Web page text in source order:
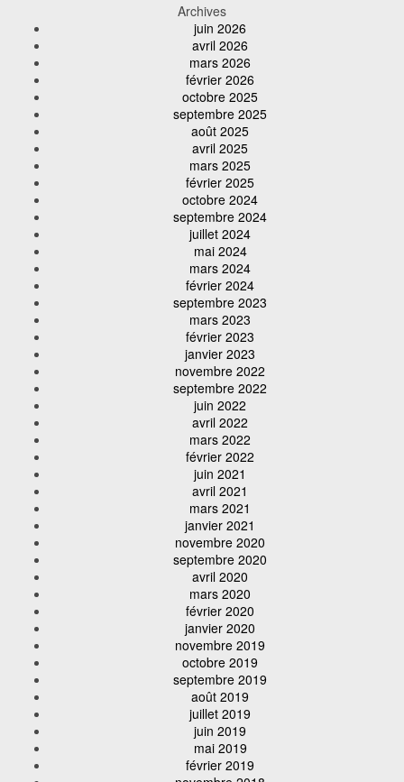
Archives
juin 2026
avril 2026
mars 2026
février 2026
octobre 2025
septembre 2025
août 2025
avril 2025
mars 2025
février 2025
octobre 2024
septembre 2024
juillet 2024
mai 2024
mars 2024
février 2024
septembre 2023
mars 2023
février 2023
janvier 2023
novembre 2022
septembre 2022
juin 2022
avril 2022
mars 2022
février 2022
juin 2021
avril 2021
mars 2021
janvier 2021
novembre 2020
septembre 2020
avril 2020
mars 2020
février 2020
janvier 2020
novembre 2019
octobre 2019
septembre 2019
août 2019
juillet 2019
juin 2019
mai 2019
février 2019